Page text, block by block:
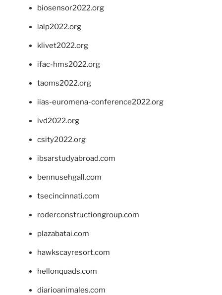
biosensor2022.org
ialp2022.org
klivet2022.org
ifac-hms2022.org
taoms2022.org
iias-euromena-conference2022.org
ivd2022.org
csity2022.org
ibsarstudyabroad.com
bennusehgall.com
tsecincinnati.com
roderconstructiongroup.com
plazabatai.com
hawkscayresort.com
hellonquads.com
diarioanimales.com